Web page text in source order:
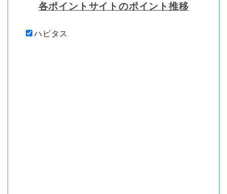
各ポイントサイトのポイント推移
ハピタス